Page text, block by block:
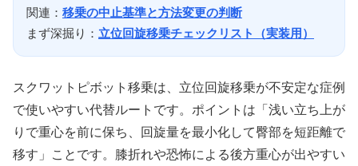
関連： 移乗の中止基準と方法変更の判断
まず深掘り： 立位回旋移乗チェックリスト（実装用）
スクワットピボット移乗は、立位回旋移乗が不安定な症例
で使いやすい代替ルートです。ポイントは「浅い立ち上が
りで重心を前に保ち、回旋量を最小化して臀部を短距離で
移す」ことです。膝折れや恐怖による後方重心が出やすい